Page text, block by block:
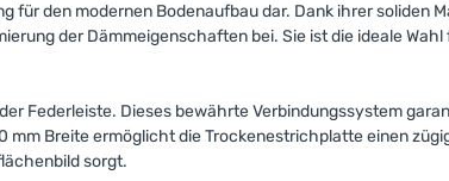
den modernen Bodenaufbau dar. Dank ihrer soliden
der Dämmeigenschaften bei. Sie ist die ideale
Federleiste. Dieses bewährte Verbindungssystem
mm Breite ermöglicht die Trockenestrichplatte einen
sorgt.